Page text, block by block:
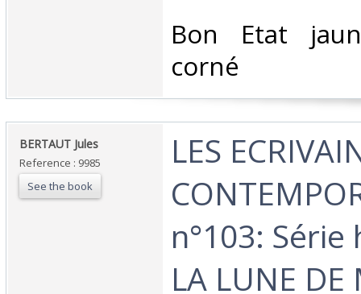
‎Bon Etat
corné‎
‎BERTAUT Jules‎
Reference : 9985
See the book
‎LES
n°103:
LA LUNE DE